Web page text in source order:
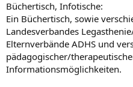
Büchertisch, Infotische:
Ein Büchertisch, sowie
Landesverbandes
Elternverbände ADHS und
pädagogischer/
Informationsmöglichkeiten.